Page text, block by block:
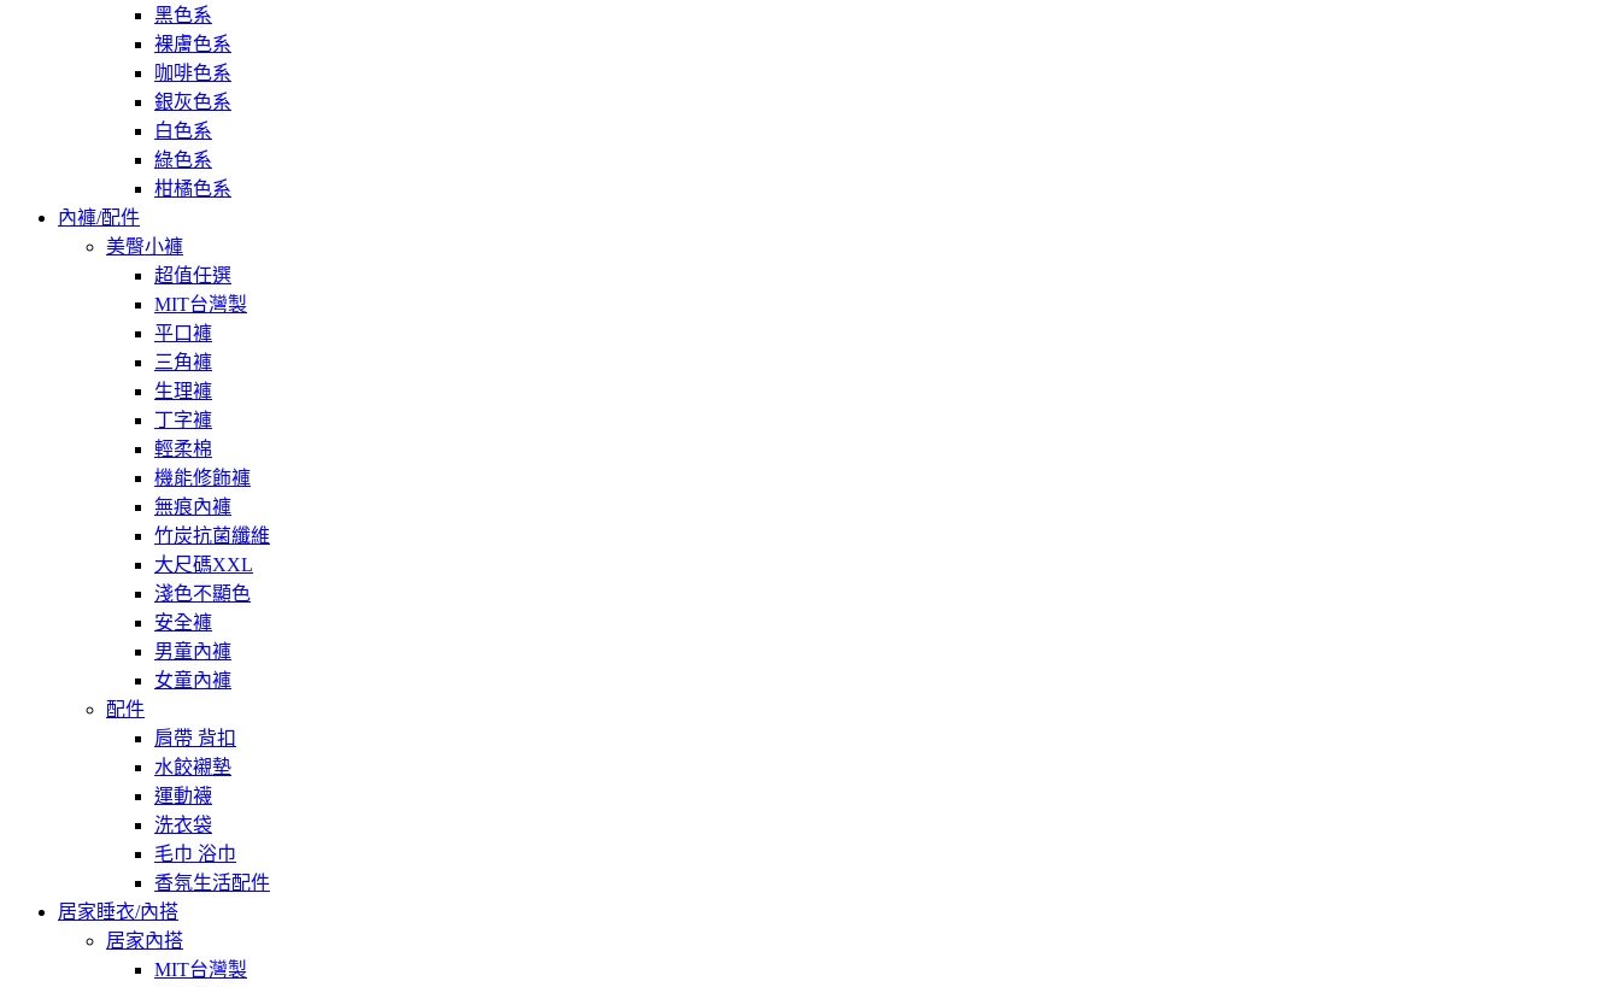
黑色系
裸膚色系
咖啡色系
銀灰色系
白色系
綠色系
柑橘色系
內褲/配件
美臀小褲
超值任選
MIT台灣製
平口褲
三角褲
生理褲
丁字褲
輕柔棉
機能修飾褲
無痕內褲
竹炭抗菌纖維
大尺碼XXL
淺色不顯色
安全褲
男童內褲
女童內褲
配件
肩帶 背扣
水餃襯墊
運動襪
洗衣袋
毛巾 浴巾
香氛生活配件
居家睡衣/內搭
居家內搭
MIT台灣製